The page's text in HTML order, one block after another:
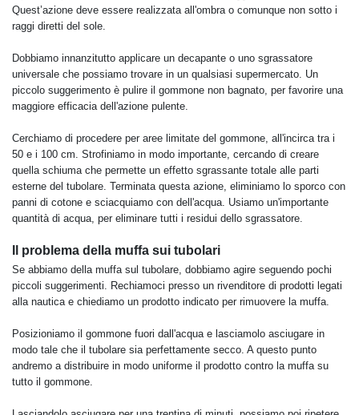
Quest’azione deve essere realizzata all'ombra o comunque non sotto i
raggi diretti del sole.
Dobbiamo innanzitutto applicare un decapante o uno sgrassatore
universale che possiamo trovare in un qualsiasi supermercato. Un
piccolo suggerimento è pulire il gommone non bagnato, per favorire una
maggiore efficacia dell'azione pulente.
Cerchiamo di procedere per aree limitate del gommone, all'incirca tra i
50 e i 100 cm. Strofiniamo in modo importante, cercando di creare
quella schiuma che permette un effetto sgrassante totale alle parti
esterne del tubolare. Terminata questa azione, eliminiamo lo sporco con
panni di cotone e sciacquiamo con dell'acqua. Usiamo un'importante
quantità di acqua, per eliminare tutti i residui dello sgrassatore.
Il problema della muffa sui tubolari
Se abbiamo della muffa sul tubolare, dobbiamo agire seguendo pochi
piccoli suggerimenti. Rechiamoci presso un rivenditore di prodotti legati
alla nautica e chiediamo un prodotto indicato per rimuovere la muffa.
Posizioniamo il gommone fuori dall'acqua e lasciamolo asciugare in
modo tale che il tubolare sia perfettamente secco. A questo punto
andremo a distribuire in modo uniforme il prodotto contro la muffa su
tutto il gommone.